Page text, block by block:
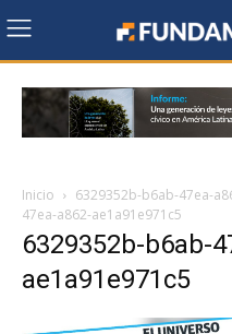
Inicio 6329352b-b6ab-47ea-
47ea-a862-ae1a91e971c5
6329352b-b6ab-
ae1a91e971c5